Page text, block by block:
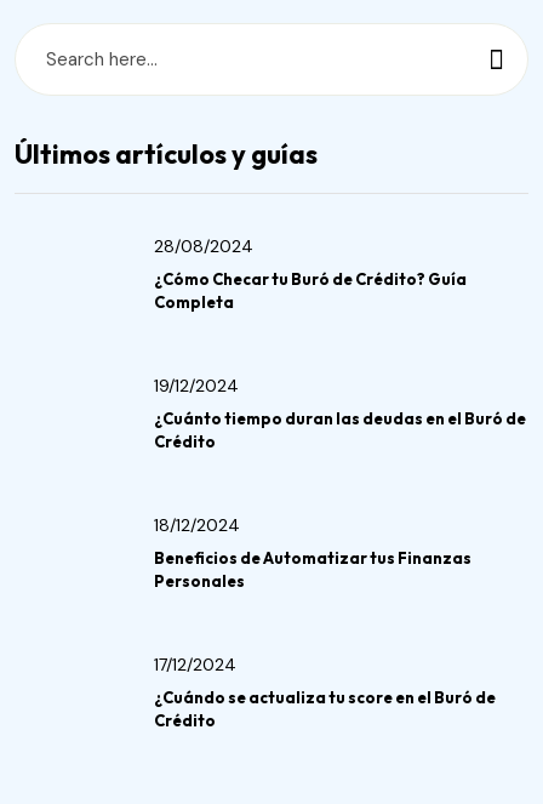
Últimos artículos y guías
28/08/2024
¿Cómo Checar tu Buró de Crédito? Guía
Completa
19/12/2024
¿Cuánto tiempo duran las deudas en el Buró de
Crédito
18/12/2024
Beneficios de Automatizar tus Finanzas
Personales
17/12/2024
¿Cuándo se actualiza tu score en el Buró de
Crédito